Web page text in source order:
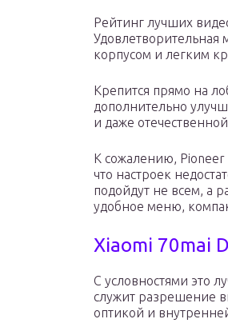
Рейтинг лучших
корпусом и легким
Крепится прямо на
дополнительно
и даже
К сожалению,
что настроек
подойдут не всем, а
удобное меню,
Xiaomi 70mai
С условностями это
служит разрешение
оптикой и